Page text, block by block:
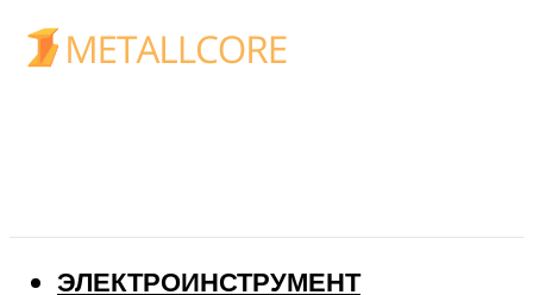
ЭЛЕКТРОИНСТРУМЕНТ